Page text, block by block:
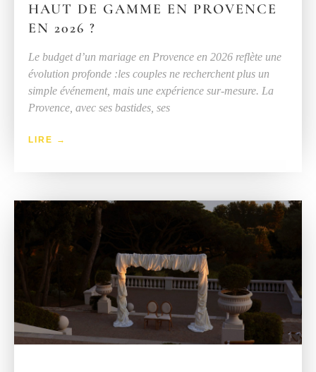
HAUT DE GAMME EN PROVENCE
EN 2026 ?
Le budget d’un mariage en Provence en 2026 reflète une
évolution profonde :les couples ne recherchent plus un
simple événement, mais une expérience sur-mesure. La
Provence, avec ses bastides, ses
LIRE →